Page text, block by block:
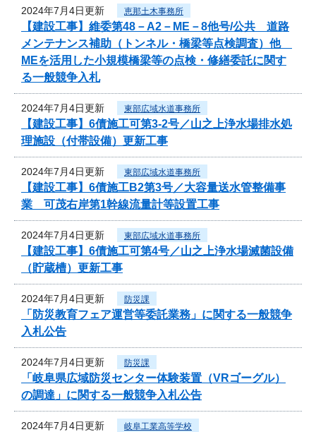
2024年7月4日更新 恵那土木事務所
【建設工事】維委第48－A2－ME－8他号/公共 道路
メンテナンス補助（トンネル・橋梁等点検調査）他
MEを活用した小規模橋梁等の点検・修繕委託に関す
る一般競争入札
2024年7月4日更新 東部広域水道事務所
【建設工事】6債施工可第3-2号／山之上浄水場排水処
理施設（付帯設備）更新工事
2024年7月4日更新 東部広域水道事務所
【建設工事】6債施工B2第3号／大容量送水管整備事
業 可茂右岸第1幹線流量計等設置工事
2024年7月4日更新 東部広域水道事務所
【建設工事】6債施工可第4号／山之上浄水場滅菌設備
（貯蔵槽）更新工事
2024年7月4日更新 防災課
「防災教育フェア運営等委託業務」に関する一般競争
入札公告
2024年7月4日更新 防災課
「岐阜県広域防災センター体験装置（VRゴーグル）
の調達」に関する一般競争入札公告
2024年7月4日更新 岐阜工業高等学校